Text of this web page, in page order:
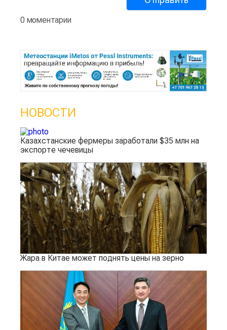
0 моментарии
НОВОСТИ
Казахстанские фермеры заработали $35 млн на
экспорте чечевицы
Жара в Китае может поднять цены на зерно